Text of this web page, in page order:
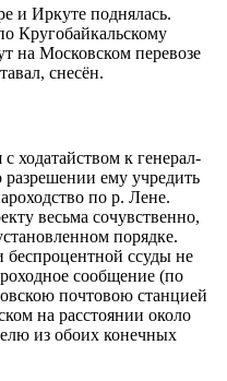
и Иркуте поднялась.
Кругобайкальскому
на Московском перевозе
снесён.
к генерал-
ему учредить
по р. Лене.
весьма сочувственно,
порядке.
беспроцентной ссуды не
сообщение (по
почтовою станцией
на расстоянии около
из обоих конечных